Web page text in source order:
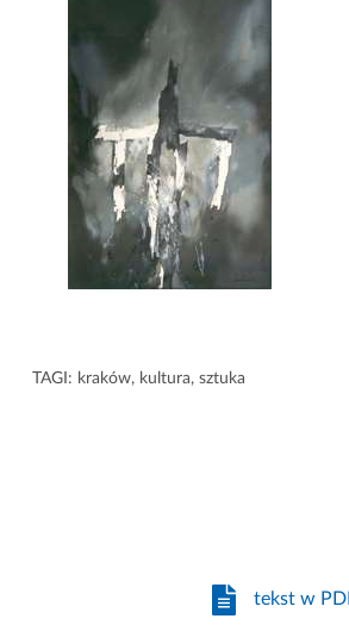
TAGI: kraków, kultura, sztuka
tekst w